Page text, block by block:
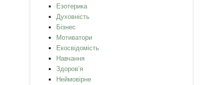
Езотерика
Духовність
Бізнес
Мотиватори
Екосвідомість
Навчання
Здоров’я
Неймовірне